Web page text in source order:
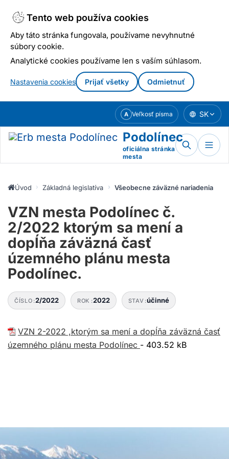
Tento web používa cookies
Aby táto stránka fungovala, používame nevyhnutné
súbory cookie.
Analytické cookies používame len s vaším súhlasom.
Nastavenia cookies Prijať všetky Odmietnuť
obsahu
A Veľkosť písma SK
Podolínec
oficiálna stránka
mesta
Úvod Základná legislatíva mestaVšeobecne záväzné nariadenia
VZN mesta Podolínec č.
2/2022 ktorým sa mení a
dopĺňa záväzná časť
územného plánu mesta
Podolínec.
ČÍSLO 2/2022 ROK 2022 STAV účinné
VZN 2-2022 ,ktorým sa mení a dopĺňa záväzná časť
územného plánu mesta Podolínec - 403.52 kB